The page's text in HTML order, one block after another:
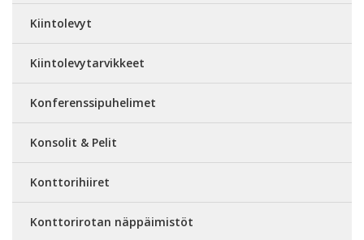
Kiintolevyt
Kiintolevytarvikkeet
Konferenssipuhelimet
Konsolit & Pelit
Konttorihiiret
Konttorirotan näppäimistöt